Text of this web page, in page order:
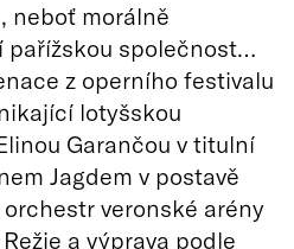
neboť morálně
pařížskou společnost…
z operního festivalu
lotyšskou
Garančou v titulní
Jagdem v postavě
orchestr veronské arény
a výprava podle